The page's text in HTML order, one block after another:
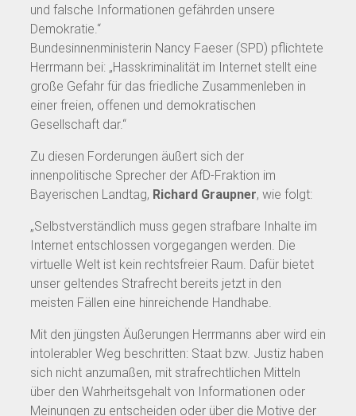
und falsche Informationen gefährden unsere
Demokratie.“
Bundesinnenministerin Nancy Faeser (SPD) pflichtete
Herrmann bei: „Hasskriminalität im Internet stellt eine
große Gefahr für das friedliche Zusammenleben in
einer freien, offenen und demokratischen
Gesellschaft dar.“
Zu diesen Forderungen äußert sich der
innenpolitische Sprecher der AfD-Fraktion im
Bayerischen Landtag, Richard Graupner, wie folgt:
„Selbstverständlich muss gegen strafbare Inhalte im
Internet entschlossen vorgegangen werden. Die
virtuelle Welt ist kein rechtsfreier Raum. Dafür bietet
unser geltendes Strafrecht bereits jetzt in den
meisten Fällen eine hinreichende Handhabe.
Mit den jüngsten Äußerungen Herrmanns aber wird ein
intolerabler Weg beschritten: Staat bzw. Justiz haben
sich nicht anzumaßen, mit strafrechtlichen Mitteln
über den Wahrheitsgehalt von Informationen oder
Meinungen zu entscheiden oder über die Motive der